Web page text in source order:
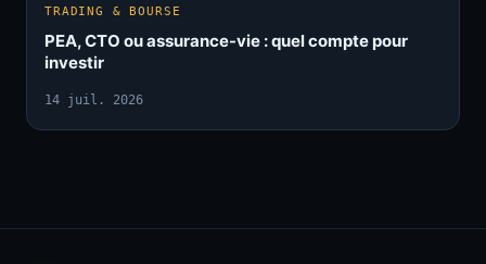
TRADING & BOURSE
PEA, CTO ou assurance-vie : quel compte pour
investir
14 juil. 2026